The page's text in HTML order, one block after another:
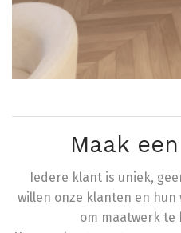
Maak
Iedere klant is uniek,
willen onze klanten en
om maatwerk te